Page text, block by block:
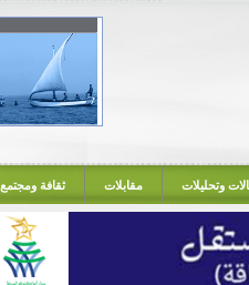
وتحليلات مقابلات ثقافة ومجتمع